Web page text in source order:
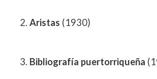
Aristas (1930)
Bibliografía puertorriqueña